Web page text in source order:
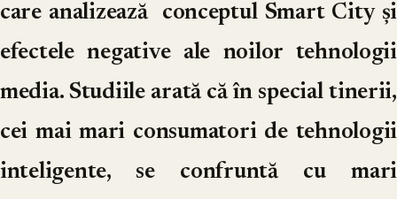
care analizează conceptul Smart City și
efectele negative ale noilor tehnologii
media. Studiile arată că în special tinerii,
cei mai mari consumatori de tehnologii
inteligente, se confruntă cu mari